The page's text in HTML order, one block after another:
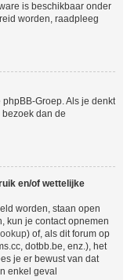
is beschikbaar onder
worden, raadpleeg
Groep. Als je denkt
dan de
en/of wettelijke
worden, staan open
kun je contact opnemen
) of, als dit forum op
dotbb.be, enz.), het
je er bewust van dat
enkel geval